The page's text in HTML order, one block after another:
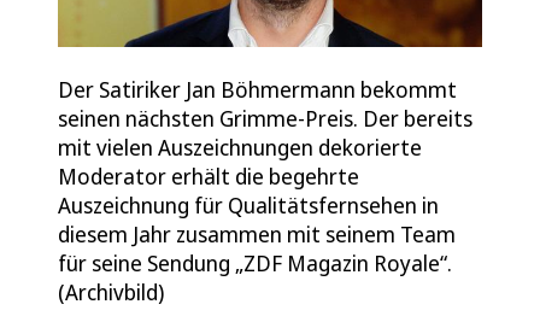
Der Satiriker Jan Böhmermann bekommt
seinen nächsten Grimme-Preis. Der bereits
mit vielen Auszeichnungen dekorierte
Moderator erhält die begehrte
Auszeichnung für Qualitätsfernsehen in
diesem Jahr zusammen mit seinem Team
für seine Sendung „ZDF Magazin Royale“.
(Archivbild)